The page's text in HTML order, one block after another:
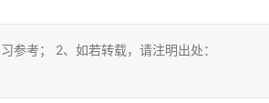
参考； 2、如若转载，请注明出处：